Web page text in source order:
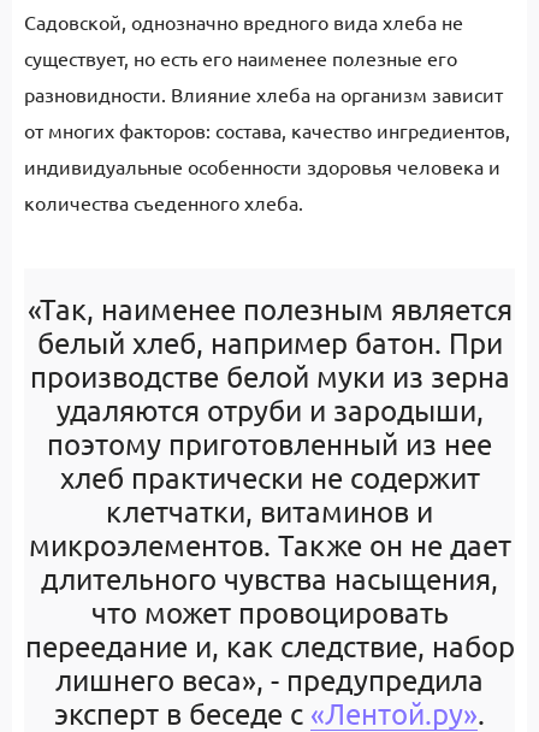
Садовской, однозначно вредного вида хлеба не
существует, но есть его наименее полезные его
разновидности. Влияние хлеба на организм зависит
от многих факторов: состава, качество ингредиентов,
индивидуальные особенности здоровья человека и
количества съеденного хлеба.
«Так, наименее полезным является
белый хлеб, например батон. При
производстве белой муки из зерна
удаляются отруби и зародыши,
поэтому приготовленный из нее
хлеб практически не содержит
клетчатки, витаминов и
микроэлементов. Также он не дает
длительного чувства насыщения,
что может провоцировать
переедание и, как следствие, набор
лишнего веса», - предупредила
эксперт в беседе с «Лентой.ру».